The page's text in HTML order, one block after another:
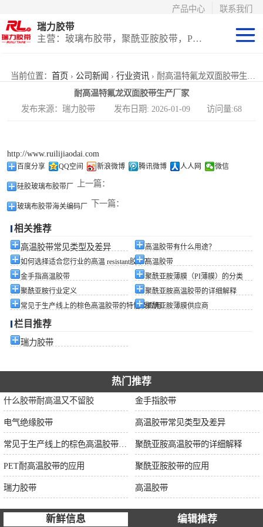
联系我们
产品中心
瑞力胶带
主营：玻璃布胶带，聚酰亚胺胶带，PET高温胶带，耐高温保护膜
当前位置： 首页 › 公司新闻 › 行业资讯 › 耐高温特氟龙双面胶带生产厂家
耐高温特氟龙双面胶带生产厂家
发布来源：瑞力胶带 发布日期: 2026-01-09 访问量:68
http://www.ruilijiaodai.com
百度分享 QQ空间 新浪微博 腾讯微博 人人网 微信
上一篇：
硅胶玻璃布胶带厂
下一篇：
玻璃布胶带海关编码厂
相关推荐
高温胶带常见类型及差异
高温胶带有什么用途？
如何选择适合您行业的高温 resistant胶带？高温胶带
金手指高温胶带
聚酰亚胺薄膜（PI薄膜）的分类
聚酰亚胺行业定义
聚酰亚胺高温胶带的详细解释
常见于生产线上的棕色高温胶带的特性及应用聚酰亚胺薄膜供应商
栏目推荐
瑞力胶带
热门推荐
什么胶带耐高温又不留胶 金手指胶带
电气绝缘胶带 高温胶带常见类型及差异
聚酰亚胺高温胶带的详细解释
PET耐高温胶带的应用 聚酰亚胺胶带的应用
瑞力胶带 高温胶带
新鲜信息 编辑推荐
聚酰亚胺系列
玻璃布胶带（特
（保护膜）
等离子热喷涂胶
带
防火陶瓷化硅胶
带